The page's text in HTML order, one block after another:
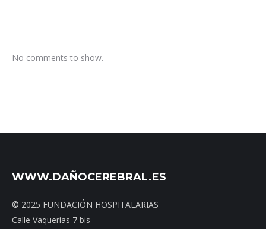
No comments to show.
WWW.DAÑOCEREBRAL.ES
© 2025 FUNDACIÓN HOSPITALARIAS
Calle Vaquerías 7 bis